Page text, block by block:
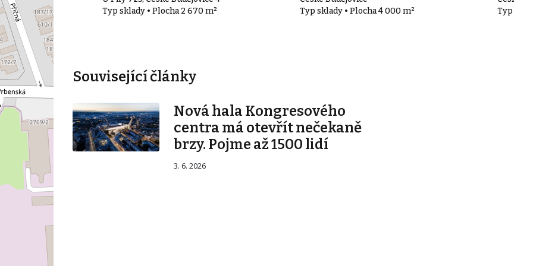
m²
Typ sklady • Plocha 2 670 m²
Typ sklady • Plocha 4 000 m²
Typ
Související články
Nová hala Kongresového
centra má otevřít nečekaně
brzy. Pojme až 1500 lidí
3. 6. 2026